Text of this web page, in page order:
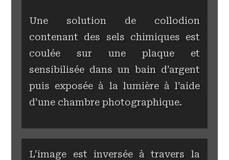
Une solution de collodion
contenant des sels chimiques est
coulée sur une plaque et
sensibilisée dans un bain d’argent
puis exposée à la lumière à l’aide
d’une chambre photographique.
L’image est inversée à travers la